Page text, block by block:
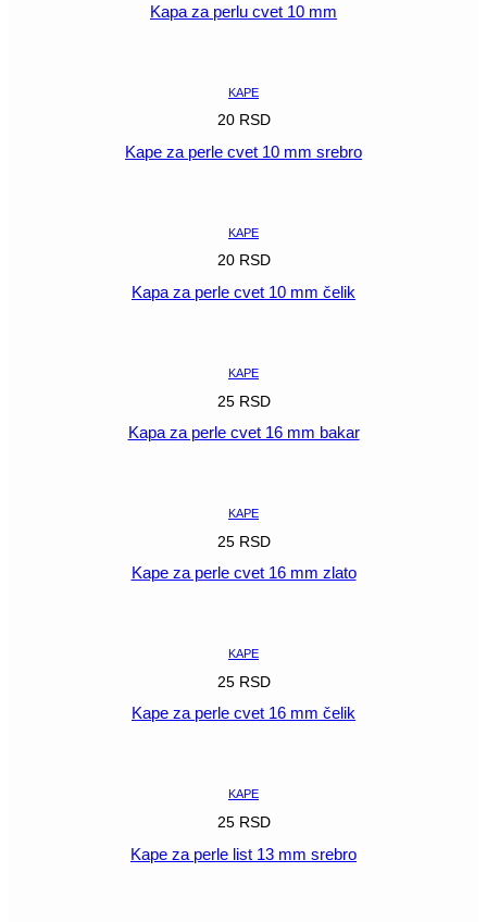
Kapa za perlu cvet 10 mm
KAPE
20 RSD
Kape za perle cvet 10 mm srebro
KAPE
20 RSD
Kapa za perle cvet 10 mm čelik
KAPE
25 RSD
Kapa za perle cvet 16 mm bakar
KAPE
25 RSD
Kape za perle cvet 16 mm zlato
KAPE
25 RSD
Kape za perle cvet 16 mm čelik
KAPE
25 RSD
Kape za perle list 13 mm srebro